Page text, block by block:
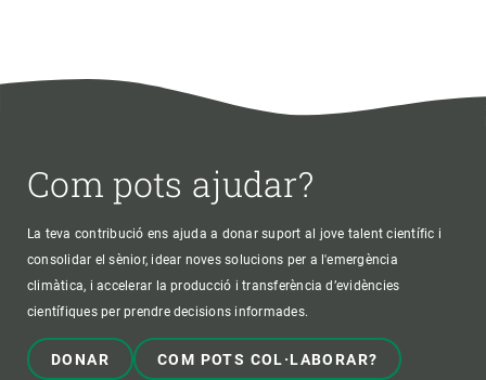
Com pots ajudar?
La teva contribució ens ajuda a donar suport al jove talent científic i
consolidar el sènior, idear noves solucions per a l'emergència
climàtica, i accelerar la producció i transferència d’evidències
científiques per prendre decisions informades.
DONAR COM POTS COL·LABORAR?